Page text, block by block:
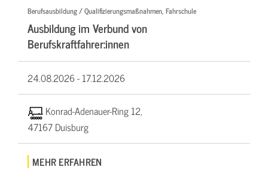
Berufsausbildung / Qualifizierungsmaßnahmen, Fahrschule
Ausbildung im Verbund von
Berufskraftfahrer:innen
24.08.2026 -17.12.2026
Konrad-Adenauer-Ring 12,
47167 Duisburg
MEHR ERFAHREN